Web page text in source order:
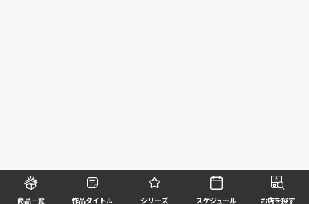
商品一覧 作品タイトル シリーズ スケジュール お店を探す